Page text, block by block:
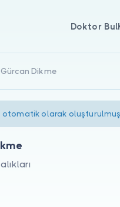
Doktor Bul
Gürcan Dikme
otomatik olarak